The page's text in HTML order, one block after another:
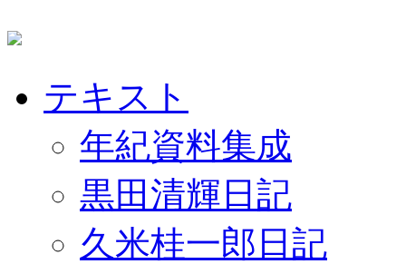
テキスト
年紀資料集成
黒田清輝日記
久米桂一郎日記